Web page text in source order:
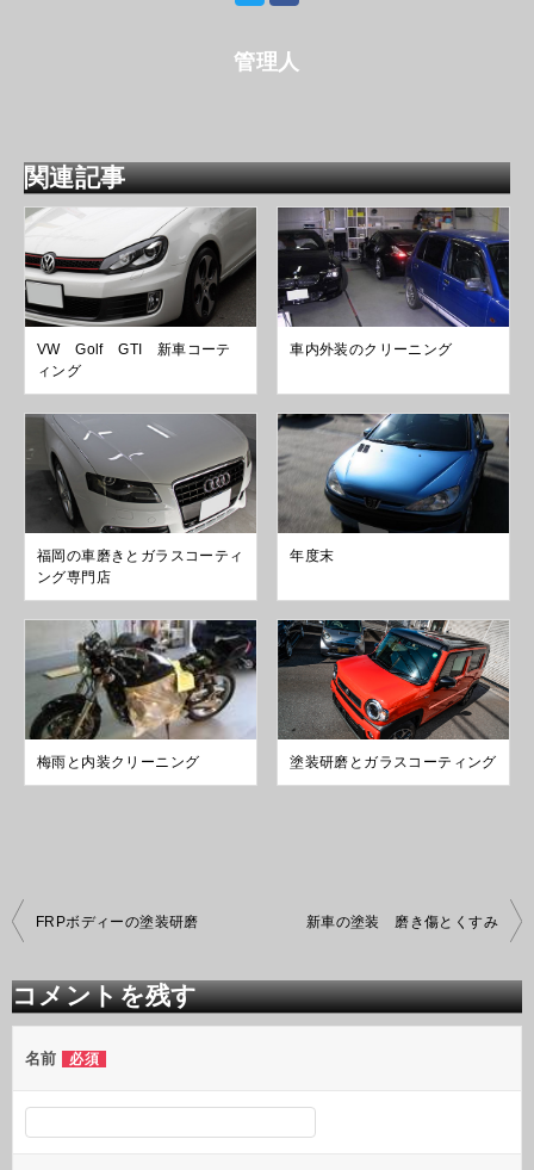
管理人
関連記事
VW Golf GTI 新車コーテ
ィング
車内外装のクリーニング
福岡の車磨きとガラスコーティ
ング専門店
年度末
梅雨と内装クリーニング 塗装研磨とガラスコーティング
投
稿
ビ
ゲ
ー
シ
ン
FRPボディーの塗装研磨 新車の塗装 磨き傷とくすみ
コメントを残す
名前 必須